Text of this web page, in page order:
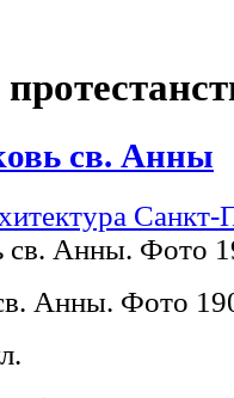
св. Анны
Санкт-
Анны. Фото